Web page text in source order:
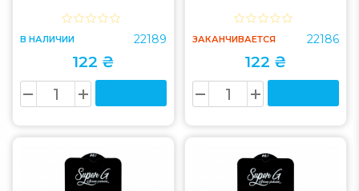
В НАЛИЧИИ 22189
122 ₴
ЗАКАНЧИВАЕТСЯ 22186
122 ₴